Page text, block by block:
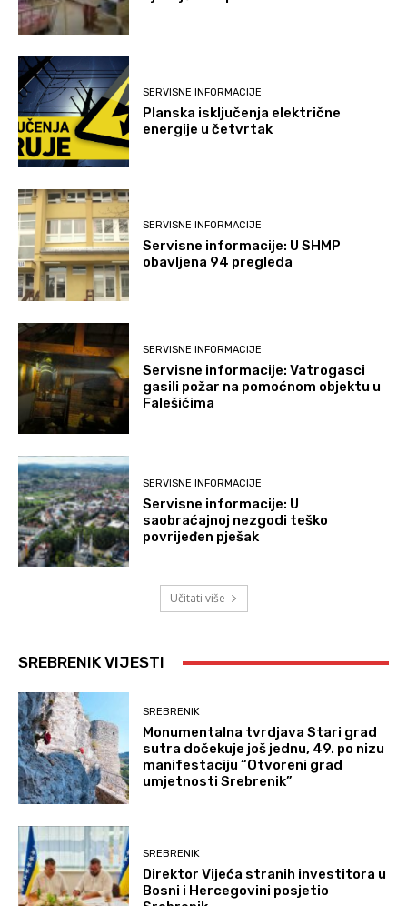
SERVISNE INFORMACIJE
Planska isključenja električne
energije u četvrtak
SERVISNE INFORMACIJE
Servisne informacije: U SHMP
obavljena 94 pregleda
SERVISNE INFORMACIJE
Servisne informacije: Vatrogasci
gasili požar na pomoćnom objektu u
Falešićima
SERVISNE INFORMACIJE
Servisne informacije: U
saobraćajnoj nezgodi teško
povrijeđen pješak
Učitati više
SREBRENIK VIJESTI
SREBRENIK
Monumentalna tvrdjava Stari grad
sutra dočekuje još jednu, 49. po nizu
manifestaciju “Otvoreni grad
umjetnosti Srebrenik”
SREBRENIK
Direktor Vijeća stranih investitora u
Bosni i Hercegovini posjetio